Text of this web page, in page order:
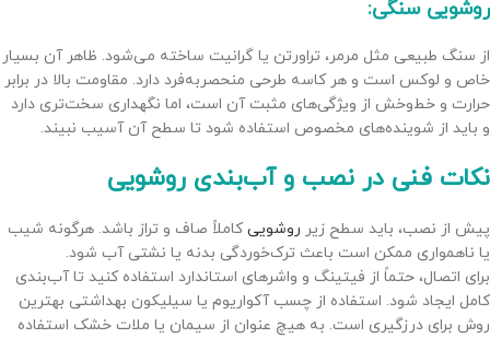
روشویی سنگی:
از سنگ طبیعی مثل مرمر، تراورتن یا گرانیت ساخته می‌شود. ظاهر آن بسیار
خاص و لوکس است و هر کاسه طرحی منحصربه‌فرد دارد. مقاومت بالا در برابر
حرارت و خط‌وخش از ویژگی‌های مثبت آن است، اما نگهداری سخت‌تری دارد
و باید از شوینده‌های مخصوص استفاده شود تا سطح آن آسیب نبیند.
نکات فنی در نصب و آب‌بندی روشویی
پیش از نصب، باید سطح زیر روشوییکاملاً صاف و تراز باشد. هرگونه شیب
یا ناهمواری ممکن است باعث ترک‌خوردگی بدنه یا نشتی آب شود.
برای اتصال، حتماً از فیتینگ و واشرهای استاندارد استفاده کنید تا آب‌بندی
کامل ایجاد شود. استفاده از چسب آکواریوم یا سیلیکون بهداشتی بهترین
روش برای درزگیری است. به هیچ عنوان از سیمان یا ملات خشک استفاده